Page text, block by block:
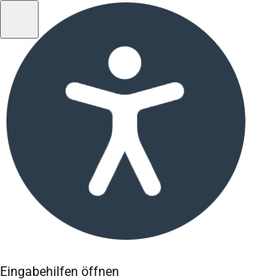
Eingabehilfen öffnen